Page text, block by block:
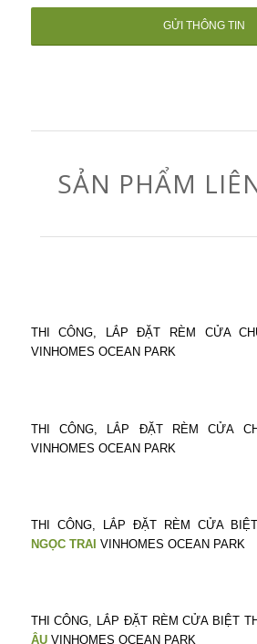
SẢN PHẨM
THI CÔNG, LẮP ĐẶT RÈM CỬA
VINHOMES OCEAN PARK
THI CÔNG, LẮP ĐẶT RÈM CỬA
VINHOMES OCEAN PARK
THI CÔNG, LẮP ĐẶT RÈM CỬA
NGỌC TRAI VINHOMES OCEAN PARK
THI CÔNG, LẮP ĐẶT RÈM CỬA BIỆT
ÂUVINHOMES OCEAN PARK